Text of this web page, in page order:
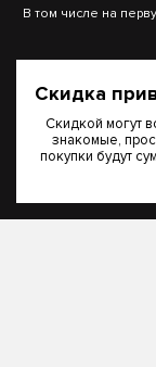
В том числе на
Скидка
Скидкой могут
знакомые,
покупки будут